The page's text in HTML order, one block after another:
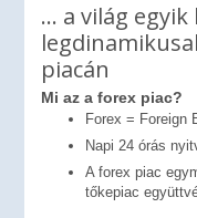
… a világ
piacán
Mi az a forex piac?
Forex = Foreign
Napi 24 órás
A forex piac
tőkepiac